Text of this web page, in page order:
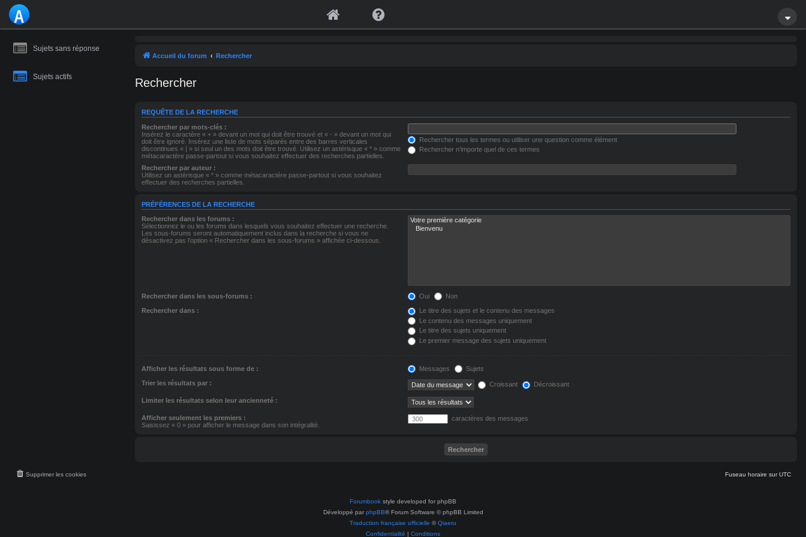
A
T
R
Sujets sans réponse
Sujets actifs
Accueil du forum Rechercher
Rechercher
REQUÊTE DE LA RECHERCHE
Rechercher par mots-clés :
Insérez le caractère « + » devant un mot qui doit être trouvé et « - » devant un mot qui
doit être ignoré. Insérez une liste de mots séparés entre des barres verticales
discontinues « | » si seul un des mots doit être trouvé. Utilisez un astérisque « * » comme
métacaractère passe-partout si vous souhaitez effectuer des recherches partielles.
Rechercher tous les termes ou utiliser une question comme élément
Rechercher n’importe quel de ces termes
Rechercher par auteur :
Utilisez un astérisque « * » comme métacaractère passe-partout si vous souhaitez
effectuer des recherches partielles.
PRÉFÉRENCES DE LA RECHERCHE
Rechercher dans les forums :
Sélectionnez le ou les forums dans lesquels vous souhaitez effectuer une recherche.
Les sous-forums seront automatiquement inclus dans la recherche si vous ne
désactivez pas l’option « Rechercher dans les sous-forums » affichée ci-dessous.
Rechercher dans les sous-forums : Oui Non
Rechercher dans :
Le titre des sujets et le contenu des messages
Le contenu des messages uniquement
Le titre des sujets uniquement
Le premier message des sujets uniquement
Afficher les résultats sous forme de : Messages Sujets
Trier les résultats par : Croissant Décroissant
Limiter les résultats selon leur ancienneté :
Afficher seulement les premiers :
Saisissez « 0 » pour afficher le message dans son intégralité.
caractères des messages
Fuseau horaire surUTC
Supprimer les cookies
Forumbook style developed for phpBB
Développé par phpBB® Forum Software © phpBB Limited
Traduction française officielle ©Qiaeru
Confidentialité | Conditions